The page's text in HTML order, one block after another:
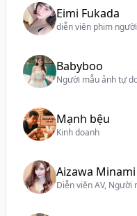
Eimi Fukada
diễn viên phim
Babyboo
Người mẫu ảnh tự
Mạnh bệu
Kinh doanh
Aizawa Minami
Diễn viên AV, Người